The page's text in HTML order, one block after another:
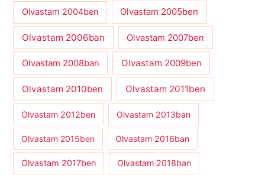
Olvastam 2004ben Olvastam 2005ben
Olvastam 2006ban Olvastam 2007ben
Olvastam 2008ban Olvastam 2009ben
Olvastam 2010ben Olvastam 2011ben
Olvastam 2012ben Olvastam 2013ban
Olvastam 2015ben Olvastam 2016ban
Olvastam 2017ben Olvastam 2018ban